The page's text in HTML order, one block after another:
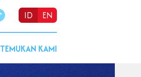
ID EN
TEMUKAN KAMI